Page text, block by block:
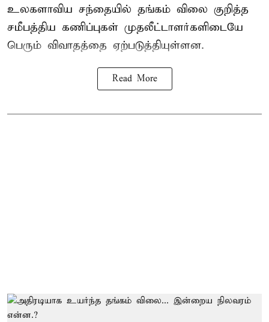
உலகளாவிய சந்தையில் தங்கம் விலை குறித்த
சமீபத்திய கணிப்புகள் முதலீட்டாளர்களிடையே
பெரும் விவாதத்தை ஏற்படுத்தியுள்ளன.
Read More